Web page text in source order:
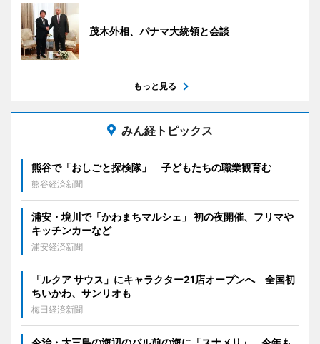
茂木外相、パナマ大統領と会談
もっと見る
みん経トピックス
熊谷で「おしごと探検隊」 子どもたちの職業観育む
熊谷経済新聞
浦安・境川で「かわまちマルシェ」 初の夜開催、フリマや
キッチンカーなど
浦安経済新聞
「ルクア サウス」にキャラクター21店オープンへ 全国初
ちいかわ、サンリオも
梅田経済新聞